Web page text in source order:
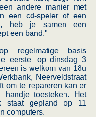
andere manier met
een cd-speler of een
heb je samen een
een band."
regelmatige basis
eerste, op dinsdag 3
is welkom van 18u
Neerveldstraat
om te repareren kan er
toesteken. Het
staat gepland op 11
computers.